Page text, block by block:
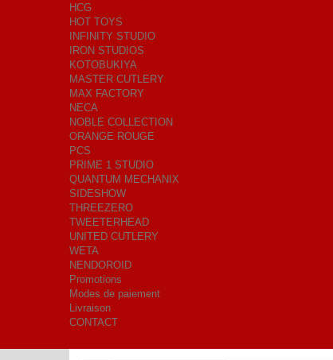
HCG
HOT TOYS
INFINITY STUDIO
IRON STUDIOS
KOTOBUKIYA
MASTER CUTLERY
MAX FACTORY
NECA
NOBLE COLLECTION
ORANGE ROUGE
PCS
PRIME 1 STUDIO
QUANTUM MECHANIX
SIDESHOW
THREEZERO
TWEETERHEAD
UNITED CUTLERY
WETA
NENDOROID
Promotions
Modes de paiement
Livraison
CONTACT